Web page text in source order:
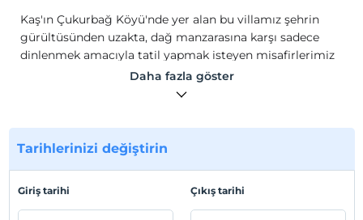
Kaş'ın Çukurbağ Köyü'nde yer alan bu villamız şehrin
gürültüsünden uzakta, dağ manzarasına karşı sadece
dinlenmek amacıyla tatil yapmak isteyen misafirlerimiz
için bulunmaz bir fırsattır.
Oldukça özel olan villanın kendisine yakışır bir avlusu ve
durumunda yan tarafında bulunan aynı mimariye sahip
Villa Önay 1 ve Villa Önay 2'de de konaklayabilirler.
Daha fazla göster
Tarihlerinizi değiştirin
Giriş tarihi Çıkış tarihi